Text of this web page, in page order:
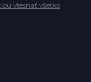
vtesnať všetko